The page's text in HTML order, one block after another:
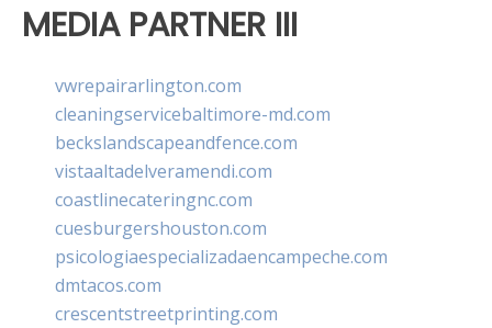
MEDIA PARTNER III
vwrepairarlington.com
cleaningservicebaltimore-md.com
beckslandscapeandfence.com
vistaaltadelveramendi.com
coastlinecateringnc.com
cuesburgershouston.com
psicologiaespecializadaencampeche.com
dmtacos.com
crescentstreetprinting.com